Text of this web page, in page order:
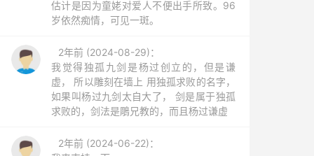
估计是因为童姥对爱人不便出手所致。96
岁依然痴情，可见一斑。
2年前 (2024-08-29)：
我觉得独孤九剑是杨过创立的，但是谦
虚， 所以雕刻在墙上 用独孤求败的名字，
如果叫杨过九剑太自大了， 剑是属于独孤
求败的，剑法是鵰兄教的，而且杨过谦虚
2年前 (2024-06-22)：